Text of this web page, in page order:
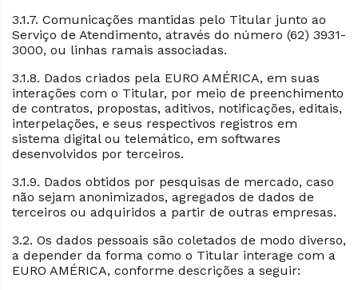
3.1.7. Comunicações mantidas pelo Titular junto ao
Serviço de Atendimento, através do número (62) 3931-
3000, ou linhas ramais associadas.
3.1.8. Dados criados pela EURO AMÉRICA, em suas
interações com o Titular, por meio de preenchimento
de contratos, propostas, aditivos, notificações, editais,
interpelações, e seus respectivos registros em
sistema digital ou telemático, em softwares
desenvolvidos por terceiros.
3.1.9. Dados obtidos por pesquisas de mercado, caso
não sejam anonimizados, agregados de dados de
terceiros ou adquiridos a partir de outras empresas.
3.2. Os dados pessoais são coletados de modo diverso,
a depender da forma como o Titular interage com a
EURO AMÉRICA, conforme descrições a seguir: